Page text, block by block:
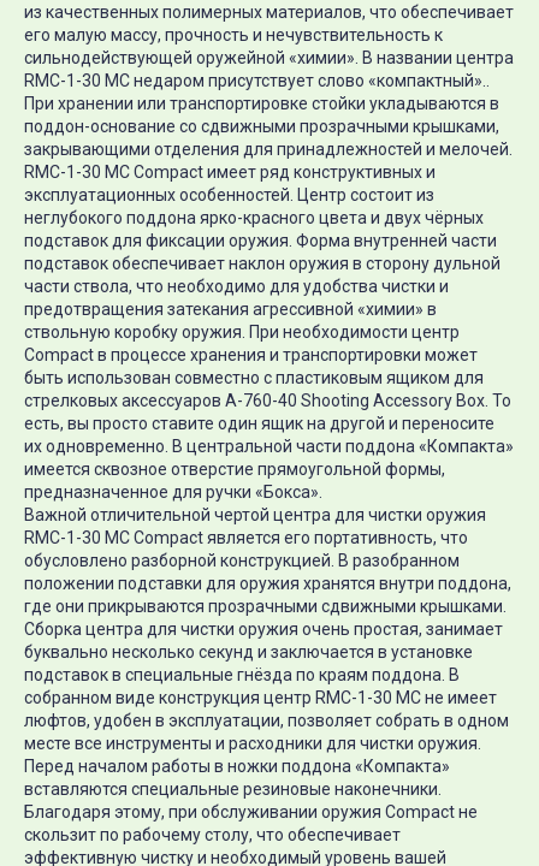
из качественных полимерных материалов, что обеспечивает
его малую массу, прочность и нечувствительность к
сильнодействующей оружейной «химии». В названии центра
RMC-1-30 MC недаром присутствует слово «компактный»..
При хранении или транспортировке стойки укладываются в
поддон-основание со сдвижными прозрачными крышками,
закрывающими отделения для принадлежностей и мелочей.
RMC-1-30 MC Compact имеет ряд конструктивных и
эксплуатационных особенностей. Центр состоит из
неглубокого поддона ярко-красного цвета и двух чёрных
подставок для фиксации оружия. Форма внутренней части
подставок обеспечивает наклон оружия в сторону дульной
части ствола, что необходимо для удобства чистки и
предотвращения затекания агрессивной «химии» в
ствольную коробку оружия. При необходимости центр
Compact в процессе хранения и транспортировки может
быть использован совместно с пластиковым ящиком для
стрелковых аксессуаров A-760-40 Shooting Accessory Box. То
есть, вы просто ставите один ящик на другой и переносите
их одновременно. В центральной части поддона «Компакта»
имеется сквозное отверстие прямоугольной формы,
предназначенное для ручки «Бокса».
Важной отличительной чертой центра для чистки оружия
RMC-1-30 MC Compact является его портативность, что
обусловлено разборной конструкцией. В разобранном
положении подставки для оружия хранятся внутри поддона,
где они прикрываются прозрачными сдвижными крышками.
Сборка центра для чистки оружия очень простая, занимает
буквально несколько секунд и заключается в установке
подставок в специальные гнёзда по краям поддона. В
собранном виде конструкция центр RMC-1-30 MC не имеет
люфтов, удобен в эксплуатации, позволяет собрать в одном
месте все инструменты и расходники для чистки оружия.
Перед началом работы в ножки поддона «Компакта»
вставляются специальные резиновые наконечники.
Благодаря этому, при обслуживании оружия Compact не
скользит по рабочему столу, что обеспечивает
эффективную чистку и необходимый уровень вашей